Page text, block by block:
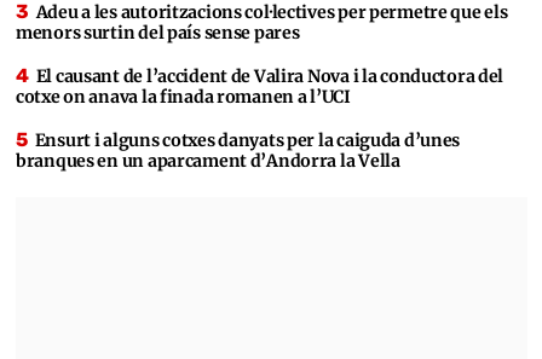
Adeu a les autoritzacions col·lectives per permetre que els
menors surtin del país sense pares
El causant de l’accident de Valira Nova i la conductora del
cotxe on anava la finada romanen a l’UCI
Ensurt i alguns cotxes danyats per la caiguda d’unes
branques en un aparcament d’Andorra la Vella